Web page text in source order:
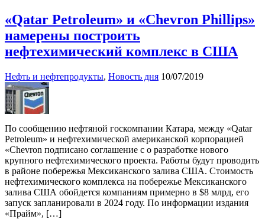
«Qatar Petroleum» и «Chevron Phillips»
намерены построить
нефтехимический комплекс в США
Нефть и нефтепродукты, Новость дня 10/07/2019
По сообщению нефтяной госкомпании Катара, между «Qatar
Petroleum» и нефтехимической американской корпорацией
«Chevron подписано соглашение с о разработке нового
крупного нефтехимического проекта. Работы будут проводить
в районе побережья Мексиканского залива США. Стоимость
нефтехимического комплекса на побережье Мексиканского
залива США обойдется компаниям примерно в $8 млрд, его
запуск запланировали в 2024 году. По информации издания
«Прайм», […]